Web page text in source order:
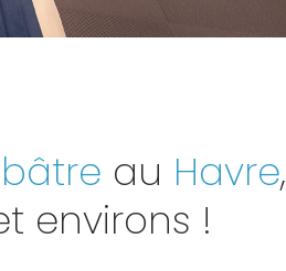
au Havre,
environs !